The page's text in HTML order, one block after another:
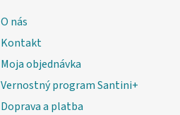
O nás
Kontakt
Moja objednávka
Vernostný program Santini+
Doprava a platba